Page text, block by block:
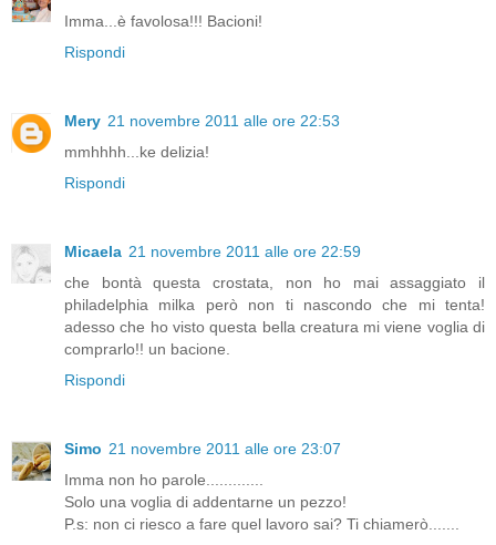
Imma...è favolosa!!! Bacioni!
Rispondi
Mery 21 novembre 2011 alle ore 22:53
mmhhhh...ke delizia!
Rispondi
Micaela 21 novembre 2011 alle ore 22:59
che bontà questa crostata, non ho mai assaggiato il
philadelphia milka però non ti nascondo che mi tenta!
adesso che ho visto questa bella creatura mi viene voglia di
comprarlo!! un bacione.
Rispondi
Simo 21 novembre 2011 alle ore 23:07
Imma non ho parole.............
Solo una voglia di addentarne un pezzo!
P.s: non ci riesco a fare quel lavoro sai? Ti chiamerò.......